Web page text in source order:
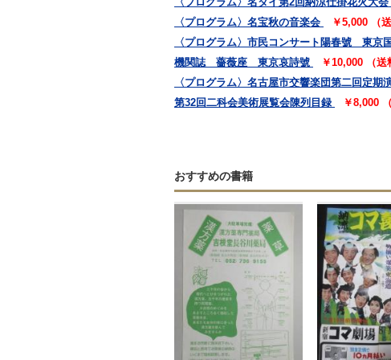
〈プログラム〉名宝秋の音楽会
￥5,000 （
〈プログラム〉市民コンサート陽春號 東
機関誌 薔薇座 東京哀詩號
￥10,000 （送
〈プログラム〉名古屋市交響楽団第二回定期
第32回二科会美術展覧会陳列目録
￥8,000
おすすめの書籍